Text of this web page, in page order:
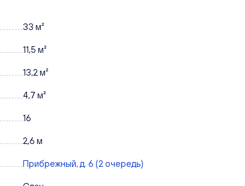
33 м²
11,5 м²
13,2 м²
4,7 м²
16
2,6 м
Прибрежный, д. 6 (2 очередь)